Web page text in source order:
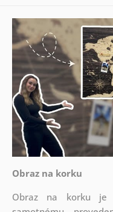
Obraz na korku
Obraz na korku je